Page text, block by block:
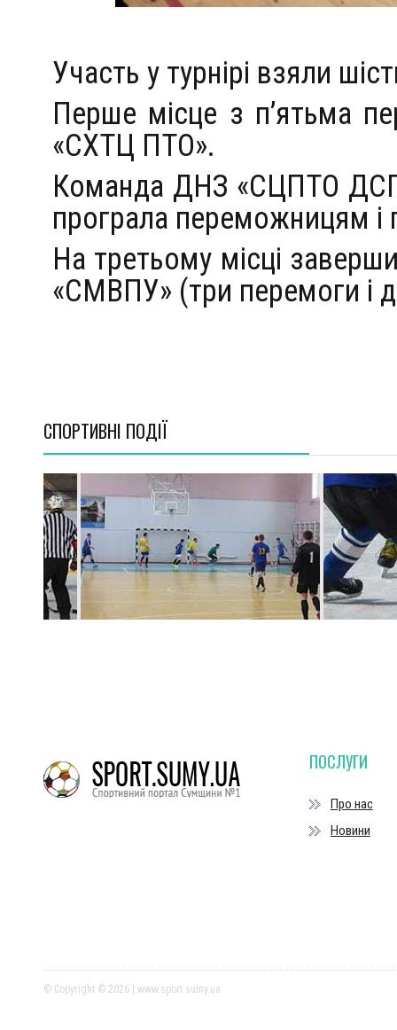
Участь у турнірі взяли
Перше місце з п’ятьма
«СХТЦ ПТО».
Команда ДНЗ «СЦПТО
програла переможницям і
На третьому місці
«СМВПУ» (три перемоги і
СПОРТИВНI ПОДІЇ
ПОСЛУГИ
Про нас
Новини
© Copyright © 2026 | www.sport.sumy.ua